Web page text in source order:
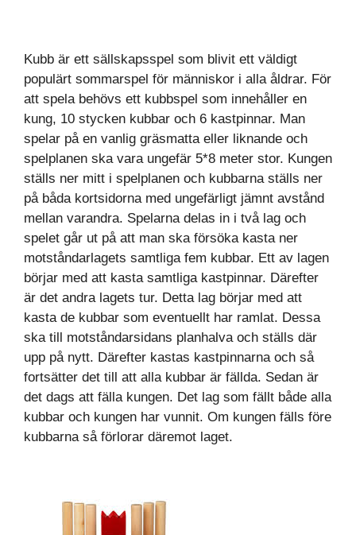
Kubb är ett sällskapsspel som blivit ett väldigt
populärt sommarspel för människor i alla åldrar. För
att spela behövs ett kubbspel som innehåller en
kung, 10 stycken kubbar och 6 kastpinnar. Man
spelar på en vanlig gräsmatta eller liknande och
spelplanen ska vara ungefär 5*8 meter stor. Kungen
ställs ner mitt i spelplanen och kubbarna ställs ner
på båda kortsidorna med ungefärligt jämnt avstånd
mellan varandra. Spelarna delas in i två lag och
spelet går ut på att man ska försöka kasta ner
motståndarlagets samtliga fem kubbar. Ett av lagen
börjar med att kasta samtliga kastpinnar. Därefter
är det andra lagets tur. Detta lag börjar med att
kasta de kubbar som eventuellt har ramlat. Dessa
ska till motståndarsidans planhalva och ställs där
upp på nytt. Därefter kastas kastpinnarna och så
fortsätter det till att alla kubbar är fällda. Sedan är
det dags att fälla kungen. Det lag som fällt både alla
kubbar och kungen har vunnit. Om kungen fälls före
kubbarna så förlorar däremot laget.